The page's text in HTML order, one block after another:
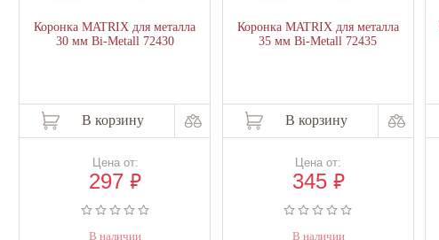
Коронка MATRIX для металла
30 мм Bi-Metall 72430
В корзину
Цена от:
297₽
В наличии
Коронка MATRIX для металла
35 мм Bi-Metall 72435
В корзину
Цена от:
345 ₽
В наличии